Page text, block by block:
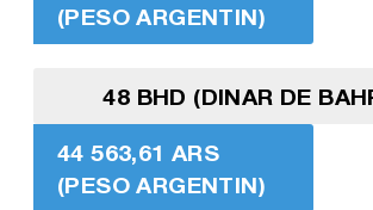
(PESO ARGENTIN)
48 BHD (DINAR DE
44 563,61 ARS
(PESO ARGENTIN)